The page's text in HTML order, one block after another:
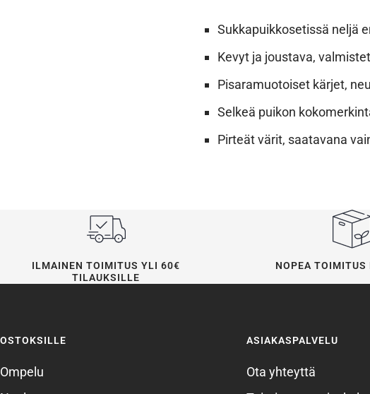
Sukkapuikkosetissä neljä
Kevyt ja joustava,
Pisaramuotoiset kärjet,
Selkeä puikon
Pirteät värit, saatavana
ILMAINEN TOIMITUS YLI 60€
TILAUKSILLE
NOPEA TOIMITUS
OSTOKSILLE
Ompelu
ASIAKASPALVELU
Ota yhteyttä